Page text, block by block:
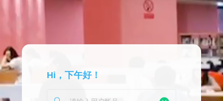
Hi，下午好！